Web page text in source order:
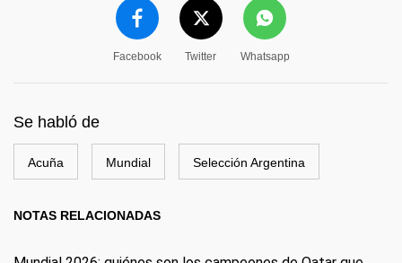
Facebook Twitter Whatsapp
Se habló de
Acuña Mundial Selección Argentina
NOTAS RELACIONADAS